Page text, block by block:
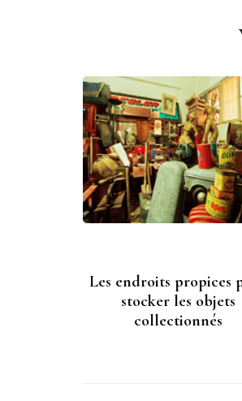
Les endroits propices
stocker les objets
collectionnés